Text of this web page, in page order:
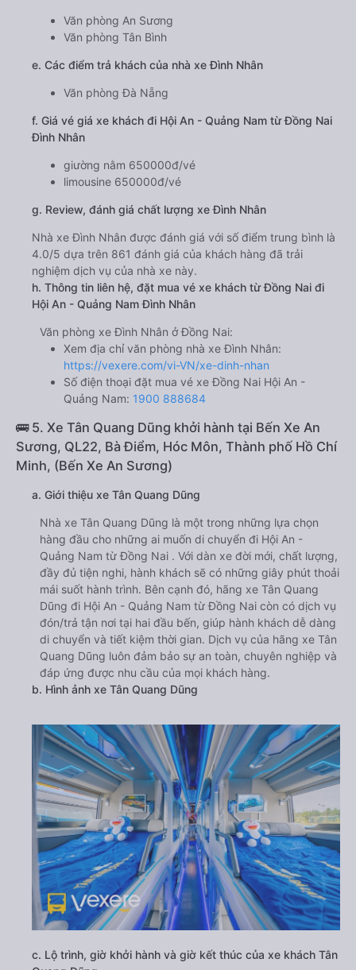
Văn phòng An Sương
Văn phòng Tân Bình
e. Các điểm trả khách của nhà xe Đình Nhân
Văn phòng Đà Nẵng
f. Giá vé giá xe khách đi Hội An - Quảng Nam từ Đồng Nai
Đình Nhân
giường nằm 650000đ/vé
limousine 650000đ/vé
g. Review, đánh giá chất lượng xe Đình Nhân
Nhà xe Đình Nhân được đánh giá với số điểm trung bình là
4.0/5 dựa trên 861 đánh giá của khách hàng đã trải
nghiệm dịch vụ của nhà xe này.
h. Thông tin liên hệ, đặt mua vé xe khách từ Đồng Nai đi
Hội An - Quảng Nam Đình Nhân
Văn phòng xe Đình Nhân ở Đồng Nai:
Xem địa chỉ văn phòng nhà xe Đình Nhân:
https://vexere.com/vi-VN/xe-dinh-nhan
Số điện thoại đặt mua vé xe Đồng Nai Hội An -
Quảng Nam: 1900 888684
🚌 5. Xe Tân Quang Dũng khởi hành tại Bến Xe An
Sương, QL22, Bà Điểm, Hóc Môn, Thành phố Hồ Chí
Minh, (Bến Xe An Sương)
a. Giới thiệu xe Tân Quang Dũng
Nhà xe Tân Quang Dũng là một trong những lựa chọn
hàng đầu cho những ai muốn di chuyển đi Hội An -
Quảng Nam từ Đồng Nai . Với dàn xe đời mới, chất lượng,
đầy đủ tiện nghi, hành khách sẽ có những giây phút thoải
mái suốt hành trình. Bên cạnh đó, hãng xe Tân Quang
Dũng đi Hội An - Quảng Nam từ Đồng Nai còn có dịch vụ
đón/trả tận nơi tại hai đầu bến, giúp hành khách dễ dàng
di chuyển và tiết kiệm thời gian. Dịch vụ của hãng xe Tân
Quang Dũng luôn đảm bảo sự an toàn, chuyên nghiệp và
đáp ứng được nhu cầu của mọi khách hàng.
b. Hình ảnh xe Tân Quang Dũng
c. Lộ trình, giờ khởi hành và giờ kết thúc của xe khách Tân